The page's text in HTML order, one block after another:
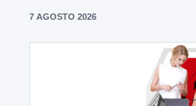
7 AGOSTO 2026